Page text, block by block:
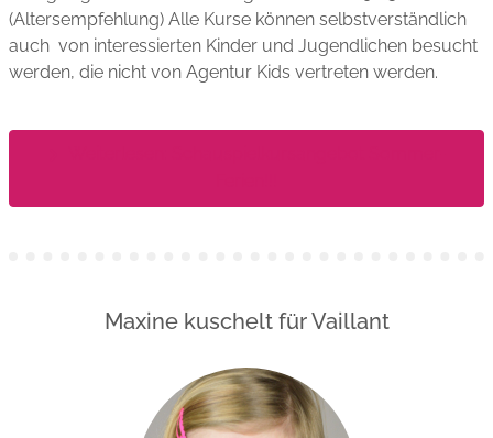
(Altersempfehlung) Alle Kurse können selbstverständlich
auch von interessierten Kinder und Jugendlichen besucht
werden, die nicht von Agentur Kids vertreten werden.
Maxine kuschelt für Vaillant